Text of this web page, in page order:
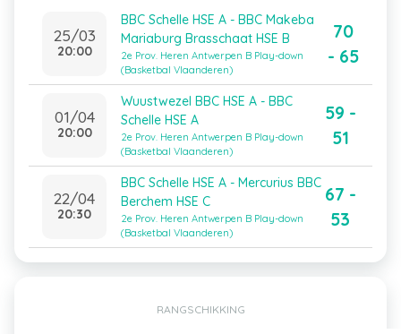
25/03
20:00
BBC Schelle HSE A - BBC Makeba
Mariaburg Brasschaat HSE B
2e Prov. Heren Antwerpen B Play-down
(Basketbal Vlaanderen)
70
- 65
01/04
20:00
Wuustwezel BBC HSE A - BBC
Schelle HSE A
2e Prov. Heren Antwerpen B Play-down
(Basketbal Vlaanderen)
59 -
51
22/04
20:30
BBC Schelle HSE A - Mercurius BBC
Berchem HSE C
2e Prov. Heren Antwerpen B Play-down
(Basketbal Vlaanderen)
67 -
53
RANGSCHIKKING